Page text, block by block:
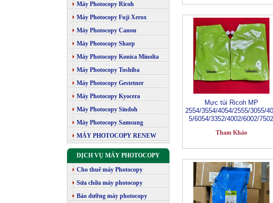
Máy Photocopy Ricoh
Máy Photocopy Fuji Xerox
Máy Photocopy Canon
Máy Photocopy Sharp
Máy Photocopy Konica Minolta
Máy Photocopy Toshiba
Máy Photocopy Gestetner
Máy Photocopy Kyocera
Máy Photocopy Sindoh
Máy Photocopy Samsung
MÁY PHOTOCOPY RENEW
DỊCH VỤ MÁY PHOTOCOPY
Cho thuê máy Photocopy
Sửa chữa máy photocopy
Bảo dưỡng máy photocopy
Mực túi Ricoh MP
2554/3554/4054/2555/3055/
5/6054/3352/4002/6002/7502
Tham Khảo